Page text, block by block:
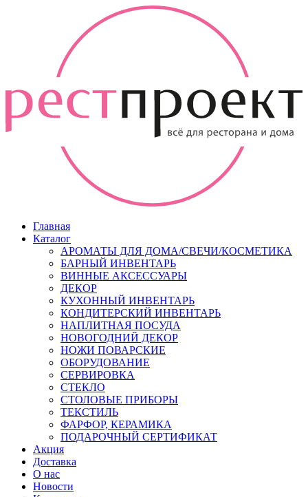
Главная
Каталог
АРОМАТЫ ДЛЯ ДОМА/СВЕЧИ/КОСМЕТИКА
БАРНЫЙ ИНВЕНТАРЬ
ВИННЫЕ АКСЕССУАРЫ
ДЕКОР
КУХОННЫЙ ИНВЕНТАРЬ
КОНДИТЕРСКИЙ ИНВЕНТАРЬ
НАПЛИТНАЯ ПОСУДА
НОВОГОДНИЙ ДЕКОР
НОЖИ ПОВАРСКИЕ
ОБОРУДОВАНИЕ
СЕРВИРОВКА
СТЕКЛО
СТОЛОВЫЕ ПРИБОРЫ
ТЕКСТИЛЬ
ФАРФОР, КЕРАМИКА
ПОДАРОЧНЫЙ СЕРТИФИКАТ
Акция
Доставка
О нас
Новости